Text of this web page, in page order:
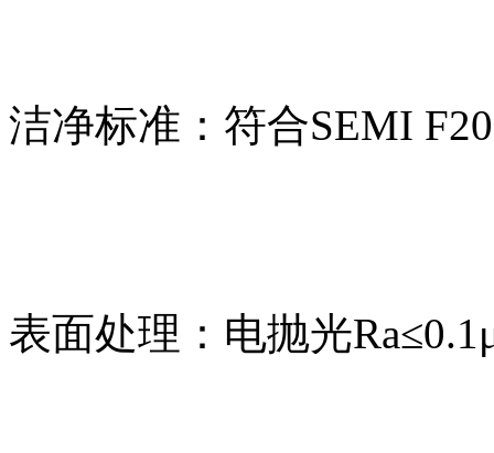
洁净标准：符合SEMI
表面处理：电抛光